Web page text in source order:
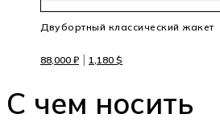
Двубортный классический жакет
88,000 ₽ | 1,180 $
C чем носить